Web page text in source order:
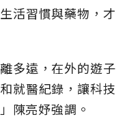
活習慣與藥物，才
多遠，在外的遊子
就醫紀錄，讓科技
陳亮妤強調。